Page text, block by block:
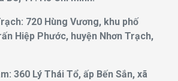
720 Hùng Vương, khu phố
Hiệp Phước, huyện Nhơn Trạch,
360 Lý Thái Tổ, ấp Bến Sắn, xã